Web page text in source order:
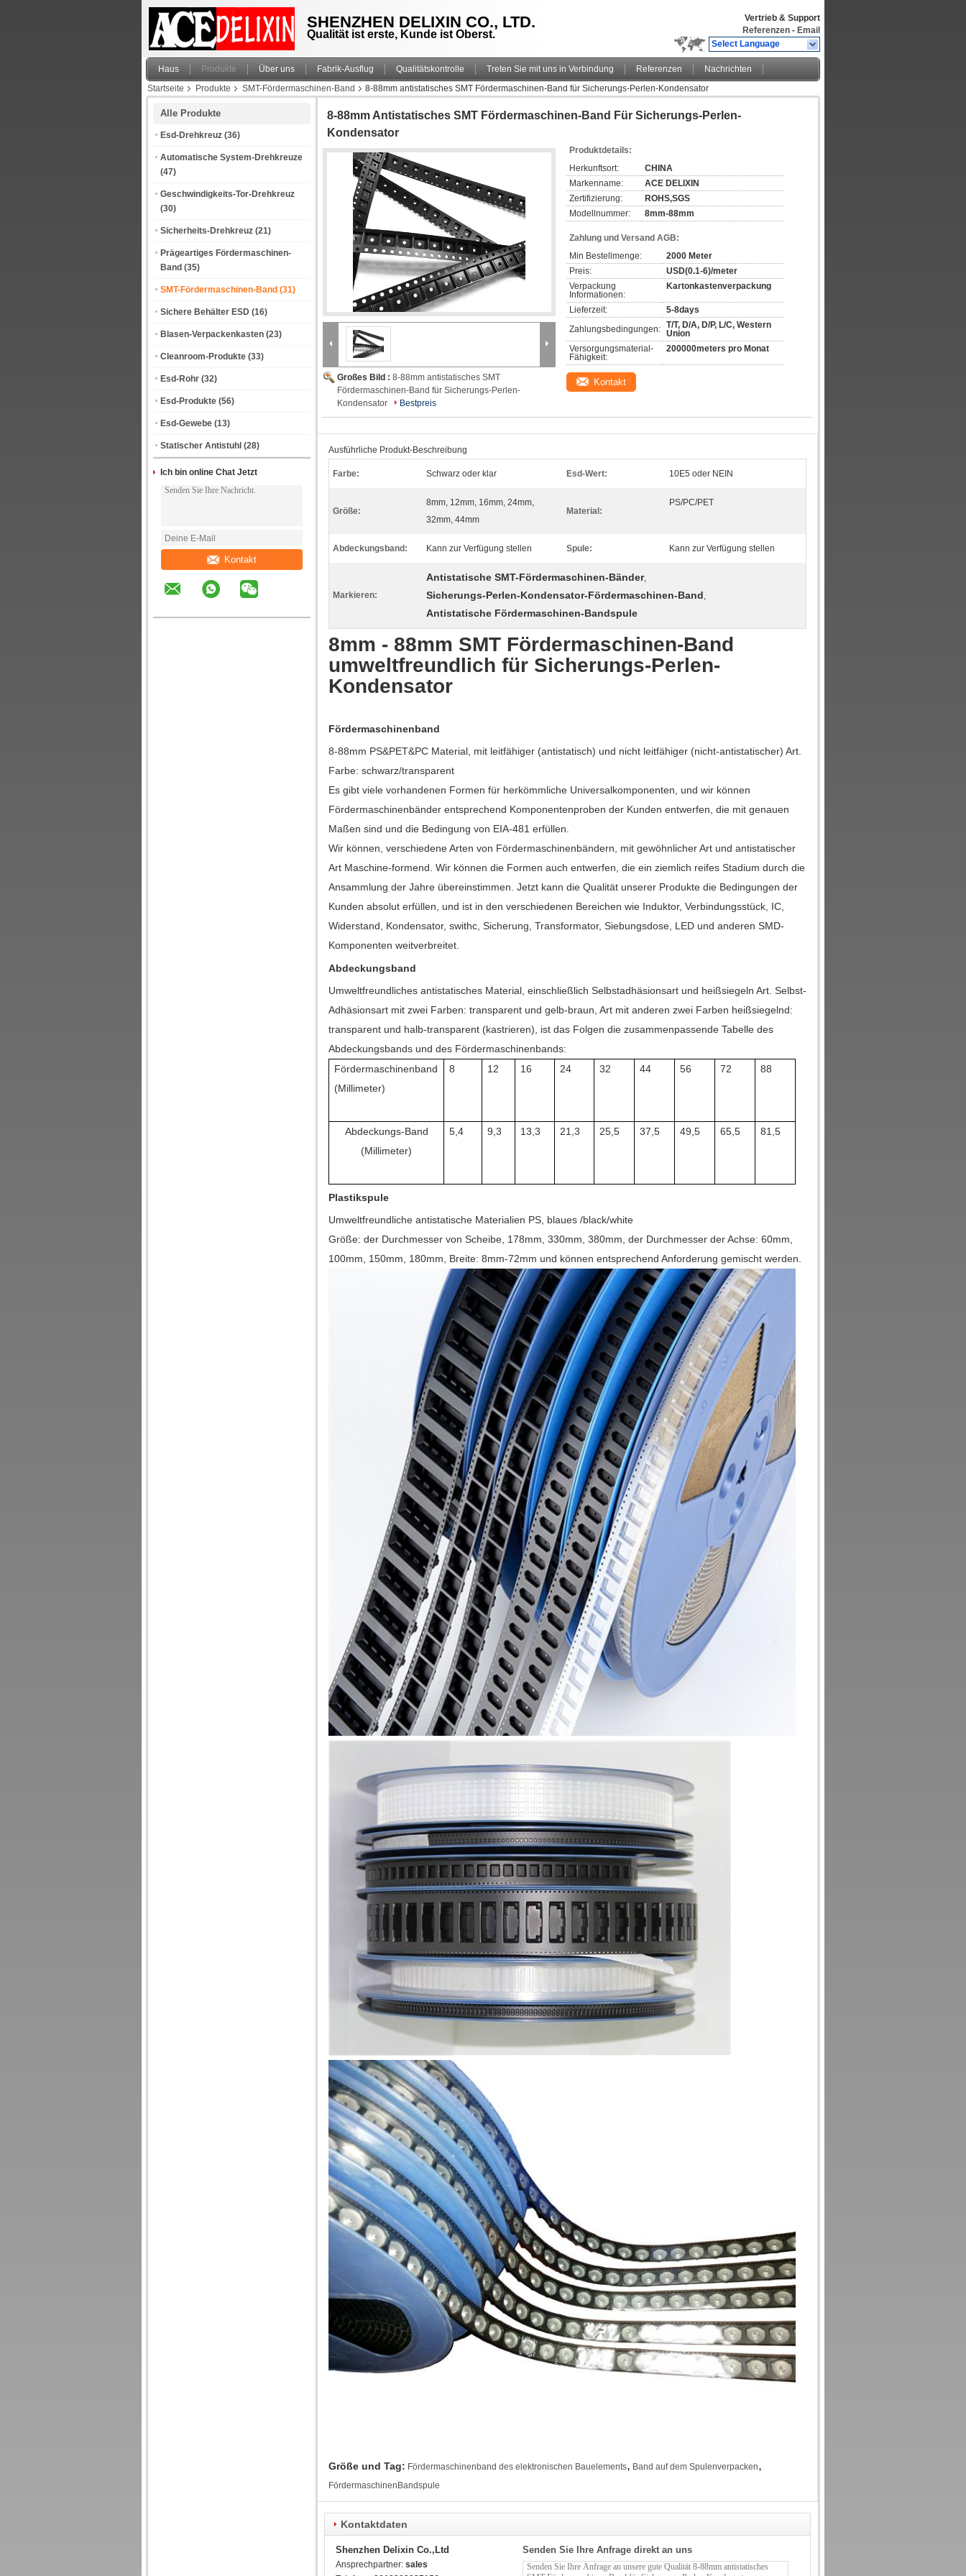
SHENZHEN DELIXIN CO., LTD.
Qualität ist erste, Kunde ist Oberst.
Vertrieb & Support
Referenzen - Email
Select Language
Haus Produkte Über uns Fabrik-Ausflug Qualitätskontrolle Treten Sie mit uns in Verbindung Referenzen
Nachrichten
Startseite
Produkte SMT-Fördermaschinen-Band 8-88mm antistatisches SMT Fördermaschinen-Band für Sicherungs-Perlen-Kondensator
Alle Produkte
Esd-Drehkreuz (36)
Automatische System-Drehkreuze
(47)
Geschwindigkeits-Tor-Drehkreuz
(30)
Sicherheits-Drehkreuz (21)
Prägeartiges Fördermaschinen-
Band (35)
SMT-Fördermaschinen-Band (31)
Sichere Behälter ESD (16)
Blasen-Verpackenkasten (23)
Cleanroom-Produkte (33)
Esd-Rohr (32)
Esd-Produkte (56)
Esd-Gewebe (13)
Statischer Antistuhl (28)
Ich bin online Chat Jetzt
Kontakt
8-88mm Antistatisches SMT Fördermaschinen-Band Für Sicherungs-Perlen-
Kondensator
Großes Bild : 8-88mm antistatisches SMT
Fördermaschinen-Band für Sicherungs-Perlen-
Kondensator
Bestpreis
Produktdetails:
Herkunftsort:
CHINA
Markenname:
ACE DELIXIN
Zertifizierung:
ROHS,SGS
Modellnummer:
8mm-88mm
Zahlung und Versand AGB:
Min Bestellmenge:
2000 Meter
Preis:
USD(0.1-6)/meter
Verpackung
Informationen:
Kartonkastenverpackung
Lieferzeit:
5-8days
Zahlungsbedingungen: T/T, D/A, D/P, L/C, Western
Union
Versorgungsmaterial-
Fähigkeit:
200000meters pro Monat
Kontakt
Ausführliche Produkt-Beschreibung
Farbe: Schwarz oder klar Esd-Wert: 10E5 oder NEIN
Größe:
8mm, 12mm, 16mm, 24mm,
32mm, 44mm
Material:
PS/PC/PET
Abdeckungsband: Kann zur Verfügung stellen Spule: Kann zur Verfügung stellen
Markieren:
Antistatische SMT-Fördermaschinen-Bänder,
Sicherungs-Perlen-Kondensator-Fördermaschinen-Band,
Antistatische Fördermaschinen-Bandspule
8mm - 88mm SMT Fördermaschinen-Band
umweltfreundlich für Sicherungs-Perlen-
Kondensator
Fördermaschinenband
8-88mm PS&PET&PC Material, mit leitfähiger (antistatisch) und nicht leitfähiger (nicht-antistatischer) Art.
Farbe: schwarz/transparent
Es gibt viele vorhandenen Formen für herkömmliche Universalkomponenten, und wir können
Fördermaschinenbänder entsprechend Komponentenproben der Kunden entwerfen, die mit genauen
Maßen sind und die Bedingung von EIA-481 erfüllen.
Wir können, verschiedene Arten von Fördermaschinenbändern, mit gewöhnlicher Art und antistatischer
Art Maschine-formend. Wir können die Formen auch entwerfen, die ein ziemlich reifes Stadium durch die
Ansammlung der Jahre übereinstimmen. Jetzt kann die Qualität unserer Produkte die Bedingungen der
Kunden absolut erfüllen, und ist in den verschiedenen Bereichen wie Induktor, Verbindungsstück, IC,
Widerstand, Kondensator, swithc, Sicherung, Transformator, Siebungsdose, LED und anderen SMD-
Komponenten weitverbreitet.
Abdeckungsband
Umweltfreundliches antistatisches Material, einschließlich Selbstadhäsionsart und heißsiegeln Art. Selbst-
Adhäsionsart mit zwei Farben: transparent und gelb-braun, Art mit anderen zwei Farben heißsiegelnd:
transparent und halb-transparent (kastrieren), ist das Folgen die zusammenpassende Tabelle des
Abdeckungsbands und des Fördermaschinenbands:
Fördermaschinenband
(Millimeter)
8 12 16 24 32 44 56 72 88
Abdeckungs-Band
(Millimeter)
5,4 9,3 13,3 21,3 25,5 37,5 49,5 65,5 81,5
Plastikspule
Umweltfreundliche antistatische Materialien PS, blaues /black/white
Größe: der Durchmesser von Scheibe, 178mm, 330mm, 380mm, der Durchmesser der Achse: 60mm,
100mm, 150mm, 180mm, Breite: 8mm-72mm und können entsprechend Anforderung gemischt werden.
Größe und Tag: Fördermaschinenband des elektronischen Bauelements, Band auf dem Spulenverpacken,
FördermaschinenBandspule
Kontaktdaten
Shenzhen Delixin Co.,Ltd
Ansprechpartner: sales
Senden Sie Ihre Anfrage direkt an uns